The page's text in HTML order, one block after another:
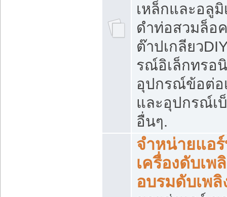
เหล็กและอลู
ดำท่อสวมล็อ
ต๊าปเกลียว
รณ์อิเล็กทรอ
อุปกรณ์ข้อต่อ
และอุปกรณ์เ
อื่นๆ.
จำหน่ายแอ
เครื่องดับเพ
อบรมดับเพลิ